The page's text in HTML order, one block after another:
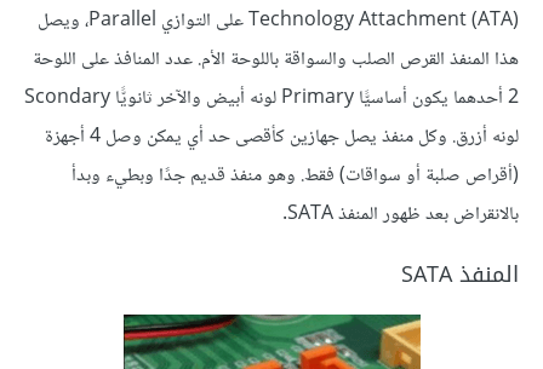
Technology Attachment (ATA) على التوازي Parallel، ويصل
هذا المنفذ القرص الصلب والسواقة باللوحة الأم. عدد المنافذ على اللوحة
2 أحدهما يكون أساسيًّا Primary لونه أبيض والآخر ثانويًّا Scondary
لونه أزرق. وكل منفذ يصل جهازين كأقصى حد أي يمكن وصل 4 أجهزة
(أقراص صلبة أو سواقات) فقط. وهو منفذ قديم جدًا وبطيء وبدأ
بالانقراض بعد ظهور المنفذ SATA.
المنفذ SATA